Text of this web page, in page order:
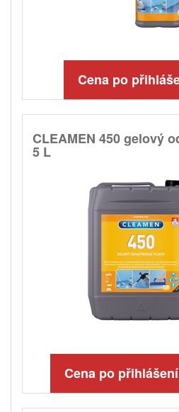
Cena po
CLEAMEN 450 gelový
5 L
Cena po přihlášení